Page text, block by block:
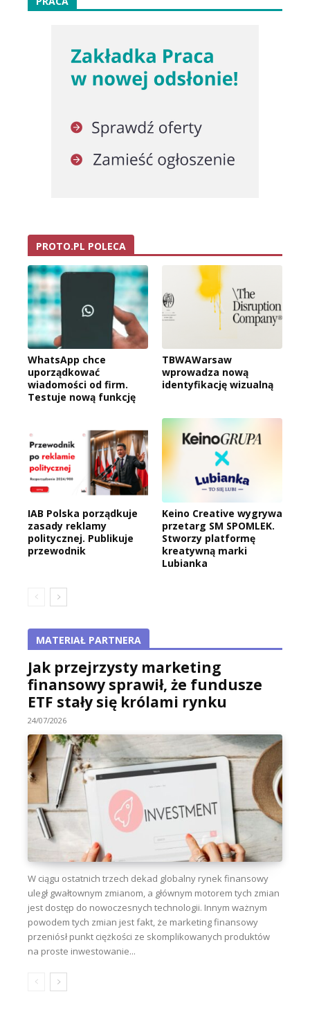
PROTO.PL POLECA
WhatsApp chce
uporządkować
wiadomości od firm.
Testuje nową funkcję
TBWAWarsaw
wprowadza nową
identyfikację wizualną
IAB Polska porządkuje
zasady reklamy
politycznej. Publikuje
przewodnik
Keino Creative wygrywa
przetarg SM SPOMLEK.
Stworzy platformę
kreatywną marki
Lubianka
MATERIAŁ PARTNERA
Jak przejrzysty marketing
finansowy sprawił, że fundusze
ETF stały się królami rynku
24/07/2026
W ciągu ostatnich trzech dekad globalny rynek finansowy
uległ gwałtownym zmianom, a głównym motorem tych zmian
jest dostęp do nowoczesnych technologii. Innym ważnym
powodem tych zmian jest fakt, że marketing finansowy
przeniósł punkt ciężkości ze skomplikowanych produktów
na proste inwestowanie...